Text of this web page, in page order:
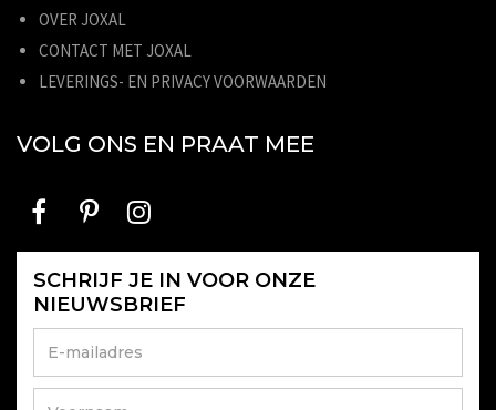
OVER JOXAL
CONTACT MET JOXAL
LEVERINGS- EN PRIVACY VOORWAARDEN
VOLG ONS EN PRAAT MEE
SCHRIJF JE IN VOOR ONZE
NIEUWSBRIEF